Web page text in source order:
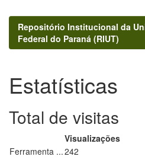
Repositório Institucional da
Federal do Paraná (RIUT)
Estatísticas
Total de visitas
Visualizações
Ferramenta ...242